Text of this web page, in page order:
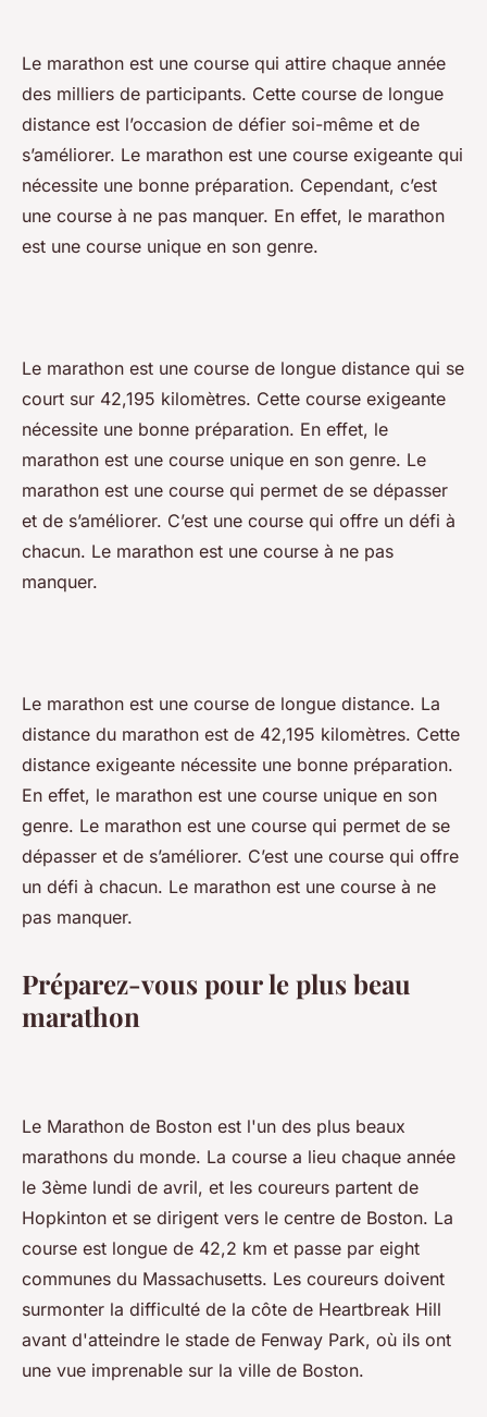
Le marathon est une course qui attire chaque année
des milliers de participants. Cette course de longue
distance est l’occasion de défier soi-même et de
s’améliorer. Le marathon est une course exigeante qui
nécessite une bonne préparation. Cependant, c’est
une course à ne pas manquer. En effet, le marathon
est une course unique en son genre.
Le marathon est une course de longue distance qui se
court sur 42,195 kilomètres. Cette course exigeante
nécessite une bonne préparation. En effet, le
marathon est une course unique en son genre. Le
marathon est une course qui permet de se dépasser
et de s’améliorer. C’est une course qui offre un défi à
chacun. Le marathon est une course à ne pas
manquer.
Le marathon est une course de longue distance. La
distance du marathon est de 42,195 kilomètres. Cette
distance exigeante nécessite une bonne préparation.
En effet, le marathon est une course unique en son
genre. Le marathon est une course qui permet de se
dépasser et de s’améliorer. C’est une course qui offre
un défi à chacun. Le marathon est une course à ne
pas manquer.
Préparez-vous pour le plus beau
marathon
Le Marathon de Boston est l'un des plus beaux
marathons du monde. La course a lieu chaque année
le 3ème lundi de avril, et les coureurs partent de
Hopkinton et se dirigent vers le centre de Boston. La
course est longue de 42,2 km et passe par eight
communes du Massachusetts. Les coureurs doivent
surmonter la difficulté de la côte de Heartbreak Hill
avant d'atteindre le stade de Fenway Park, où ils ont
une vue imprenable sur la ville de Boston.